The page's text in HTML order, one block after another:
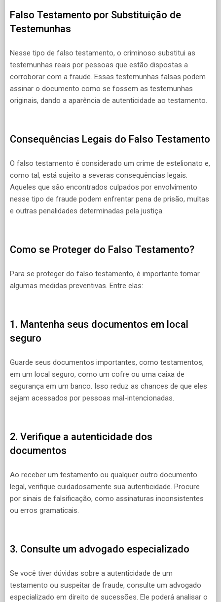
Falso Testamento por Substituição de
Testemunhas
Nesse tipo de falso testamento, o criminoso substitui as
testemunhas reais por pessoas que estão dispostas a
corroborar com a fraude. Essas testemunhas falsas podem
assinar o documento como se fossem as testemunhas
originais, dando a aparência de autenticidade ao testamento.
Consequências Legais do Falso Testamento
O falso testamento é considerado um crime de estelionato e,
como tal, está sujeito a severas consequências legais.
Aqueles que são encontrados culpados por envolvimento
nesse tipo de fraude podem enfrentar pena de prisão, multas
e outras penalidades determinadas pela justiça.
Como se Proteger do Falso Testamento?
Para se proteger do falso testamento, é importante tomar
algumas medidas preventivas. Entre elas:
1. Mantenha seus documentos em local
seguro
Guarde seus documentos importantes, como testamentos,
em um local seguro, como um cofre ou uma caixa de
segurança em um banco. Isso reduz as chances de que eles
sejam acessados por pessoas mal-intencionadas.
2. Verifique a autenticidade dos
documentos
Ao receber um testamento ou qualquer outro documento
legal, verifique cuidadosamente sua autenticidade. Procure
por sinais de falsificação, como assinaturas inconsistentes
ou erros gramaticais.
3. Consulte um advogado especializado
Se você tiver dúvidas sobre a autenticidade de um
testamento ou suspeitar de fraude, consulte um advogado
especializado em direito de sucessões. Ele poderá analisar o